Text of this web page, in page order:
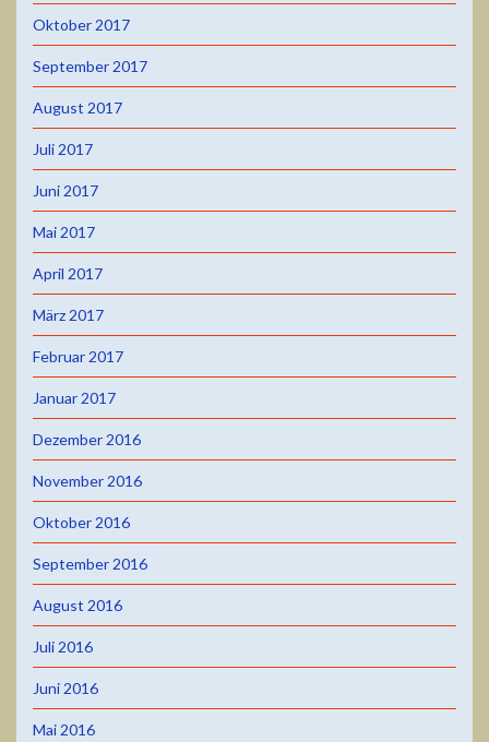
Oktober 2017
September 2017
August 2017
Juli 2017
Juni 2017
Mai 2017
April 2017
März 2017
Februar 2017
Januar 2017
Dezember 2016
November 2016
Oktober 2016
September 2016
August 2016
Juli 2016
Juni 2016
Mai 2016